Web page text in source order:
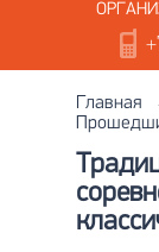
Главная